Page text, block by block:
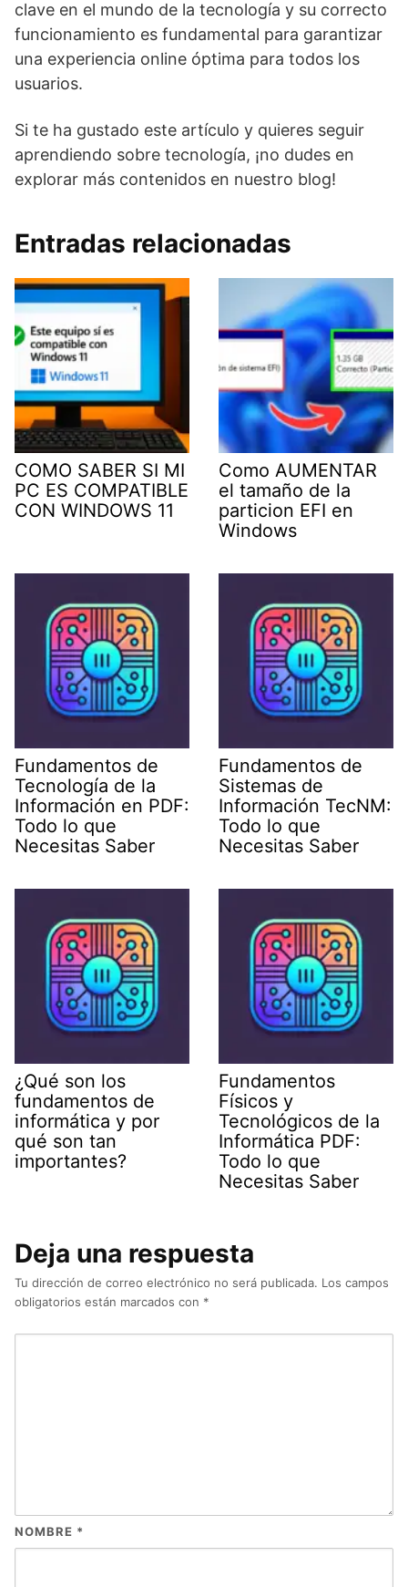
clave en el mundo de la tecnología y su correcto
funcionamiento es fundamental para garantizar
una experiencia online óptima para todos los
usuarios.
Si te ha gustado este artículo y quieres seguir
aprendiendo sobre tecnología, ¡no dudes en
explorar más contenidos en nuestro blog!
Entradas relacionadas
COMO SABER SI MI
PC ES COMPATIBLE
CON WINDOWS 11
Como AUMENTAR
el tamaño de la
particion EFI en
Windows
Fundamentos de
Tecnología de la
Información en PDF:
Todo lo que
Necesitas Saber
Fundamentos de
Sistemas de
Información TecNM:
Todo lo que
Necesitas Saber
¿Qué son los
fundamentos de
informática y por
qué son tan
importantes?
Fundamentos
Físicos y
Tecnológicos de la
Informática PDF:
Todo lo que
Necesitas Saber
Deja una respuesta
Tu dirección de correo electrónico no será publicada. Los campos
obligatorios están marcados con *
NOMBRE *